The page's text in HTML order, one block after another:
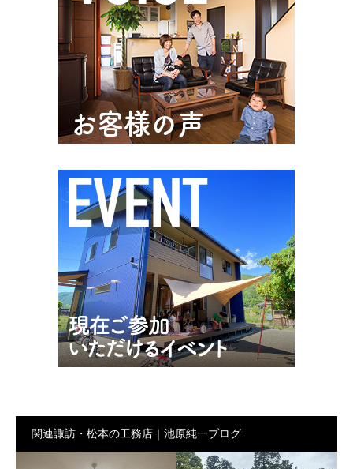
関連諏訪・松本の工務店｜池原純一ブログ